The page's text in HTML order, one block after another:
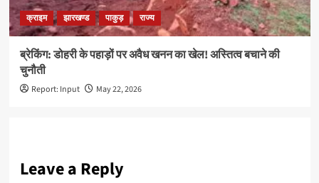
क्राइम झारखण्ड पाकुड़ राज्य
ब्रेकिंग: डोहरी के पहाड़ों पर अवैध खनन का खेल! अस्तित्व बचाने की
चुनौती
Report: Input May 22, 2026
Leave a Reply